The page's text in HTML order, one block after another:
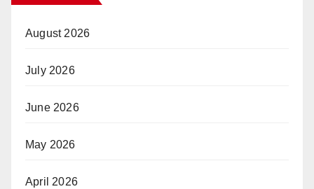
August 2026
July 2026
June 2026
May 2026
April 2026